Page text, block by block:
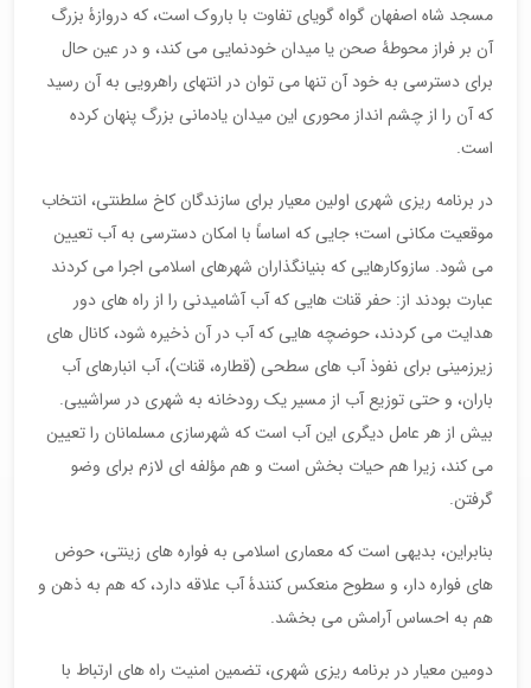
مسجد شاه اصفهان گواه گویای تفاوت با باروک است، که دروازۀ بزرگ
آن بر فراز محوطۀ صحن یا میدان خودنمایی می کند، و در عین حال
برای دسترسی به خود آن تنها می توان در انتهای راهرویی به آن رسید
که آن را از چشم انداز محوری این میدان یادمانی بزرگ پنهان کرده
است.
در برنامه ریزی شهری اولین معیار برای سازندگان کاخ سلطنتی، انتخاب
موقعیت مکانی است؛ جایی که اساساً با امکان دسترسی به آب تعیین
می شود. سازوکارهایی که بنیانگذاران شهرهای اسلامی اجرا می کردند
عبارت بودند از: حفر قنات هایی که آب آشامیدنی را از راه های دور
هدایت می کردند، حوضچه هایی که آب در آن ذخیره شود، کانال های
زیرزمینی برای نفوذ آب های سطحی (قطاره، قنات)، آب انبارهای آب
باران، و حتی توزیع آب از مسیر یک رودخانه به شهری در سراشیبی.
بیش از هر عامل دیگری این آب است که شهرسازی مسلمانان را تعیین
می کند، زیرا هم حیات بخش است و هم مؤلفه ای لازم برای وضو
گرفتن.
بنابراین، بدیهی است که معماری اسلامی به فواره های زینتی، حوض
های فواره دار، و سطوح منعکس کنندۀ آب علاقه دارد، که هم به ذهن و
هم به احساس آرامش می بخشد.
دومین معیار در برنامه ریزی شهری، تضمین امنیت راه های ارتباط با